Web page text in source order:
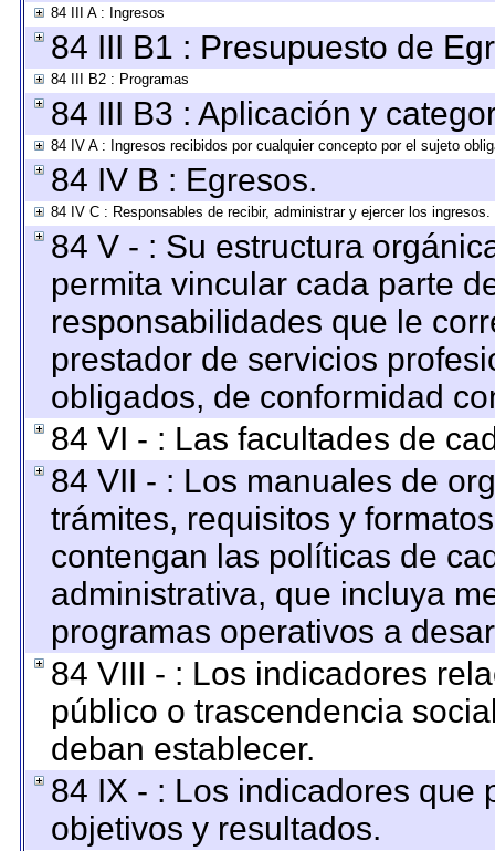
84 III A : Ingresos
84 III B1 : Presupuesto de
84 III B2 : Programas
84 III B3 : Aplicación y
84 IV A : Ingresos recibidos por cualquier concepto por el sujeto
84 IV B : Egresos.
84 IV C : Responsables de recibir, administrar y ejercer los ingresos.
84 V - : Su estructura
permita vincular cada parte
responsabilidades que le
prestador de servicios
obligados, de conformidad
84 VI - : Las facultades de
84 VII - : Los manuales de
trámites, requisitos y
contengan las políticas de
administrativa, que incluya
programas operativos a
84 VIII - : Los indicadores
público o trascendencia
deban establecer.
84 IX - : Los indicadores que
objetivos y resultados.